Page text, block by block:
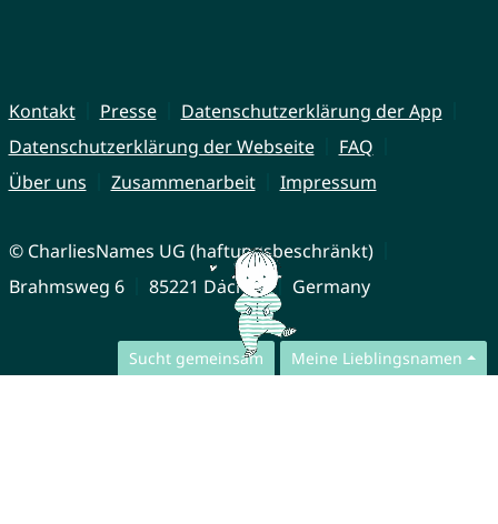
Sucht gemeinsam Meine Lieblingsnamen
Kontakt Presse
Datenschutzerklärung der App
Datenschutzerklärung der Webseite
FAQ
Über uns
Zusammenarbeit Impressum
© CharliesNames UG (haftungsbeschränkt)
Brahmsweg 6
85221 Dachau Germany